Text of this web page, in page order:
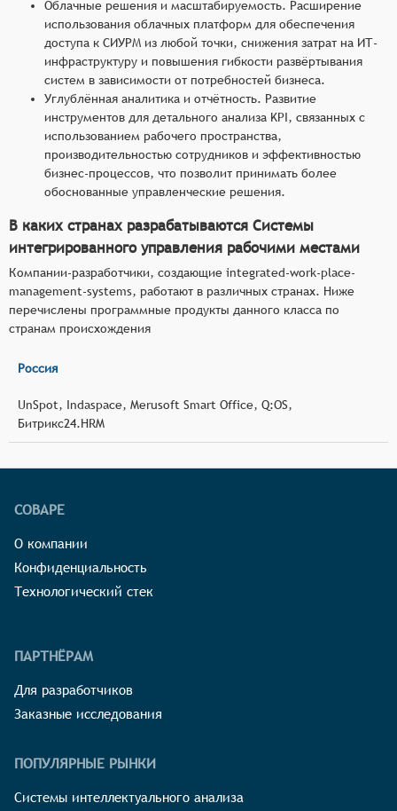
Облачные решения и масштабируемость. Расширение
использования облачных платформ для обеспечения
доступа к СИУРМ из любой точки, снижения затрат на ИТ-
инфраструктуру и повышения гибкости развёртывания
систем в зависимости от потребностей бизнеса.
Углублённая аналитика и отчётность. Развитие
инструментов для детального анализа KPI, связанных с
использованием рабочего пространства,
производительностью сотрудников и эффективностью
бизнес-процессов, что позволит принимать более
обоснованные управленческие решения.
В каких странах разрабатываются Системы
интегрированного управления рабочими местами
Компании-разработчики, создающие integrated-work-place-
management-systems, работают в различных странах. Ниже
перечислены программные продукты данного класса по
странам происхождения
Россия
UnSpot, Indaspace, Merusoft Smart Office, Q:OS,
Битрикс24.HRM
СОВАРЕ
О компании
Конфиденциальность
Технологический стек
ПАРТНЁРАМ
Для разработчиков
Заказные исследования
ПОПУЛЯРНЫЕ РЫНКИ
Системы интеллектуального анализа